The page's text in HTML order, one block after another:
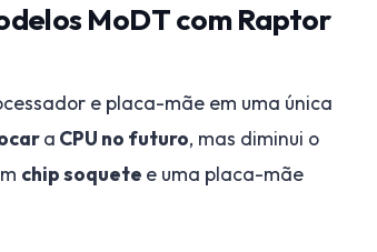
MoDT com Raptor
e placa-mãe em uma única
a CPU no futuro, mas diminui o
chip soquete e uma placa-mãe